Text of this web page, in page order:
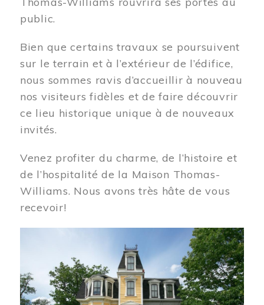
public.
Bien que certains travaux se poursuivent
sur le terrain et à l’extérieur de l’édifice,
nous sommes ravis d’accueillir à nouveau
nos visiteurs fidèles et de faire découvrir
ce lieu historique unique à de nouveaux
invités.
Venez profiter du charme, de l’histoire et
de l’hospitalité de la Maison Thomas-
Williams. Nous avons très hâte de vous
recevoir!